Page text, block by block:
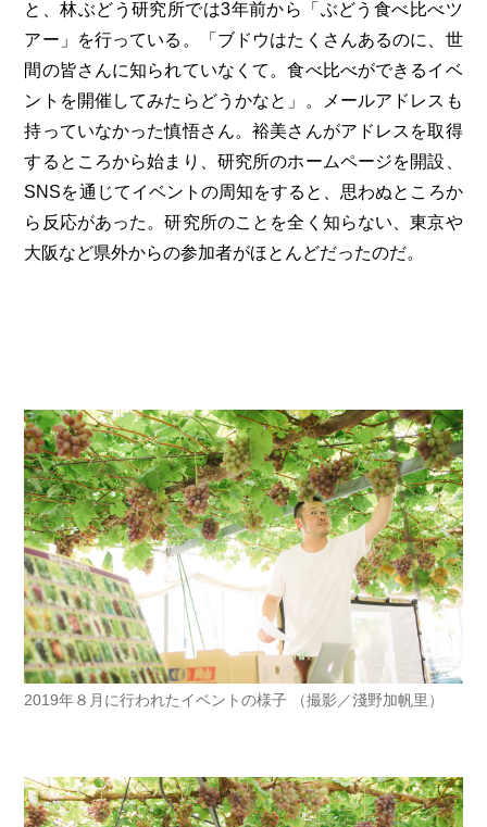
と、林ぶどう研究所では3年前から「ぶどう食べ比べツ
アー」を行っている。「ブドウはたくさんあるのに、世
間の皆さんに知られていなくて。食べ比べができるイベ
ントを開催してみたらどうかなと」。メールアドレスも
持っていなかった慎悟さん。裕美さんがアドレスを取得
するところから始まり、研究所のホームページを開設、
SNSを通じてイベントの周知をすると、思わぬところか
ら反応があった。研究所のことを全く知らない、東京や
大阪など県外からの参加者がほとんどだったのだ。
2019年８月に行われたイベントの様子 （撮影／淺野加帆里）